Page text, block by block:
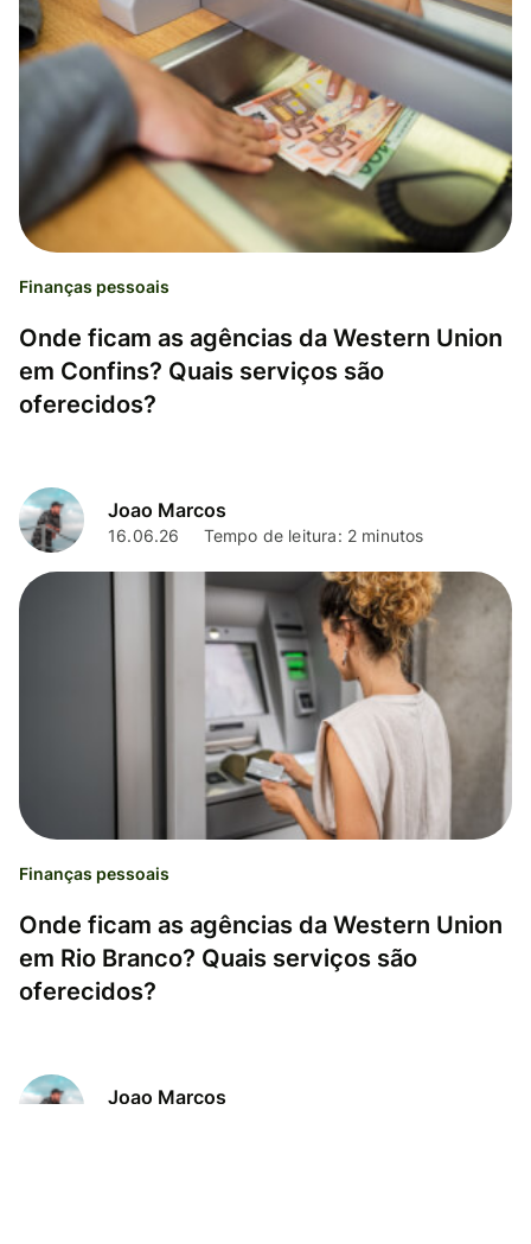
Finanças pessoais
Onde ficam as agências da Western Union
em Confins? Quais serviços são
oferecidos?
Joao Marcos
16.06.26 Tempo de leitura: 2 minutos
Finanças pessoais
Onde ficam as agências da Western Union
em Rio Branco? Quais serviços são
oferecidos?
Joao Marcos